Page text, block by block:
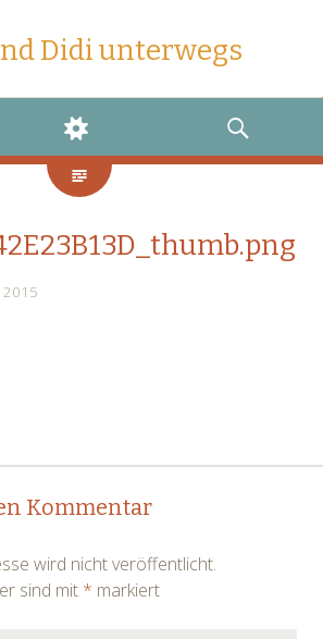
Didi unterwegs
2015
Kommentar
wird nicht veröffentlicht.
sind mit * markiert